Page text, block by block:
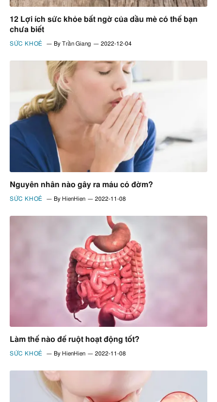
12 Lợi ích sức khỏe bất ngờ của dầu mè có thể bạn
chưa biết
SỨC KHOẺ By Trần Giang 2022-12-04
Nguyên nhân nào gây ra máu có đờm?
SỨC KHOẺ By HienHien 2022-11-08
Làm thế nào để ruột hoạt động tốt?
SỨC KHOẺ By HienHien 2022-11-08